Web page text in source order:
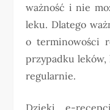
ważność i nie
leku. Dlatego
o terminowości
przypadku leków,
regularnie.
Dzięki e-